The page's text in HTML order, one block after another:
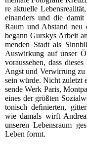
re aktu­el­le
ein­an­ders und die damit
Raum und Abstand neu
begann Gurs­kys Arbeit
men­den Stadt als
Aus­wir­kung auf unser
vor­aus­se­hen, dass
Angst und Ver­wir­rung zu
sein wür­de. Nicht zuletzt
sen­de Werk Paris,
eines der größ­ten
to­nisch deﬁ­nier­ten,
wie damals wirft
unse­ren Lebens­raum
Leben formt.